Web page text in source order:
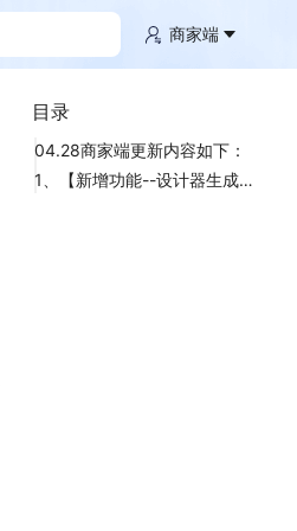
商家端
目录
04.28商家端更新内容如下：
1、【新增功能--设计器生成记录新增“已上架”标识，方便区分是否已上架，避免重复上架】